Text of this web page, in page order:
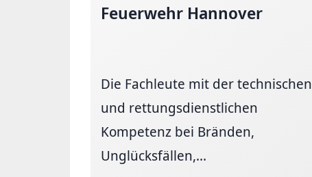
Feuerwehr Hannover
Die Fachleute mit der technischen
und rettungsdienstlichen
Kompetenz bei Bränden,
Unglücksfällen,...